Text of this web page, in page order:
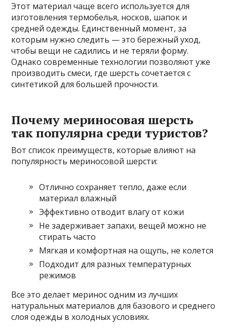
Этот материал чаще всего используется для
изготовления термобелья, носков, шапок и
средней одежды. Единственный момент, за
которым нужно следить — это бережный уход,
чтобы вещи не садились и не теряли форму.
Однако современные технологии позволяют уже
производить смеси, где шерсть сочетается с
синтетикой для большей прочности.
Почему мериносовая шерсть
так популярна среди туристов?
Вот список преимуществ, которые влияют на
популярность мериносовой шерсти:
Отлично сохраняет тепло, даже если
материал влажный
Эффективно отводит влагу от кожи
Не задерживает запахи, вещей можно не
стирать часто
Мягкая и комфортная на ощупь, не колется
Подходит для разных температурных
режимов
Все это делает меринос одним из лучших
натуральных материалов для базового и среднего
слоя одежды в холодных условиях.